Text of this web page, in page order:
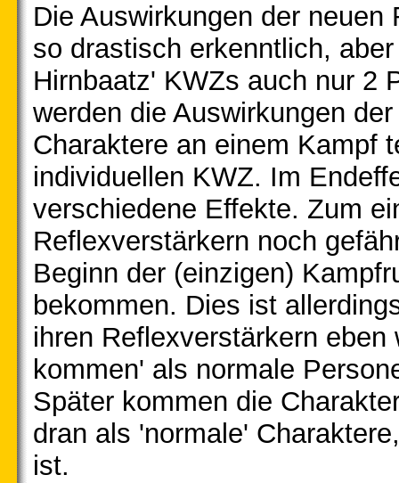
Die Auswirkungen der
so drastisch erkenntlich,
Hirnbaatz' KWZs auch nur 2
werden die Auswirkungen
Charaktere an einem Kampf
individuellen KWZ. Im
verschiedene Effekte. Zum
Reflexverstärkern noch
Beginn der (einzigen)
bekommen. Dies ist
ihren Reflexverstärkern
kommen' als normale
Später kommen die
dran als 'normale'
ist.